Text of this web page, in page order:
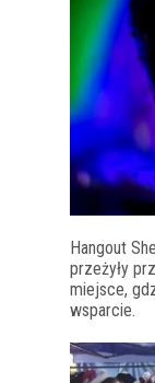
Hangout
przeżyły
miejsce,
wsparcie.